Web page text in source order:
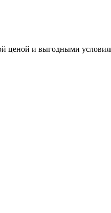
ценой и выгодными